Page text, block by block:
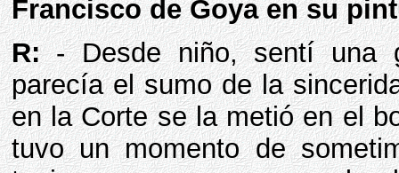
Francisco de Goya en su
R:- Desde niño, sentí una
parecía el sumo de la
en la Corte se la metió en el
tuvo un momento de